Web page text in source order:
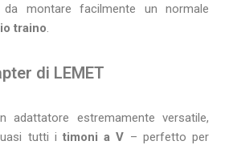
montare facilmente un normale
traino.
di LEMET
estremamente versatile,
tutti i timoni a V – perfetto per